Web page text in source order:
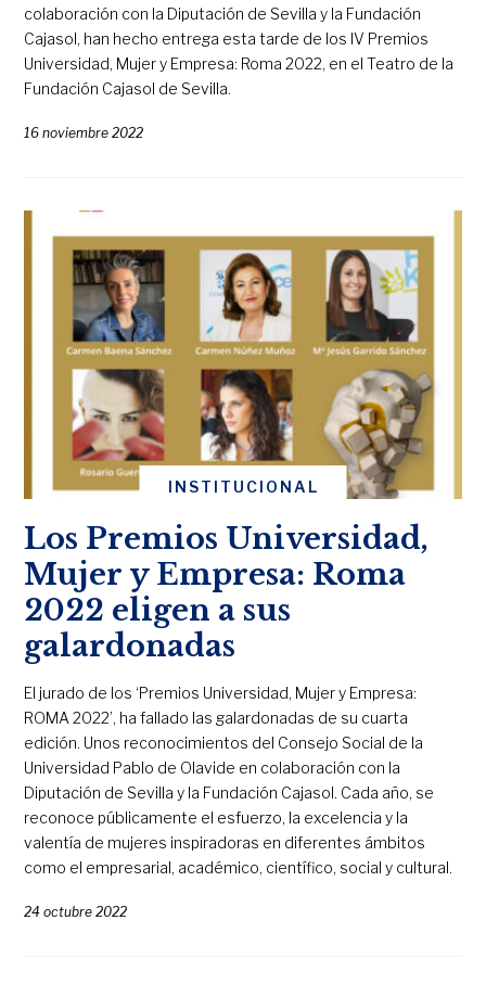
colaboración con la Diputación de Sevilla y la Fundación
Cajasol, han hecho entrega esta tarde de los IV Premios
Universidad, Mujer y Empresa: Roma 2022, en el Teatro de la
Fundación Cajasol de Sevilla.
16 noviembre 2022
INSTITUCIONAL
Los Premios Universidad,
Mujer y Empresa: Roma
2022 eligen a sus
galardonadas
El jurado de los ‘Premios Universidad, Mujer y Empresa:
ROMA 2022’, ha fallado las galardonadas de su cuarta
edición. Unos reconocimientos del Consejo Social de la
Universidad Pablo de Olavide en colaboración con la
Diputación de Sevilla y la Fundación Cajasol. Cada año, se
reconoce públicamente el esfuerzo, la excelencia y la
valentía de mujeres inspiradoras en diferentes ámbitos
como el empresarial, académico, científico, social y cultural.
24 octubre 2022